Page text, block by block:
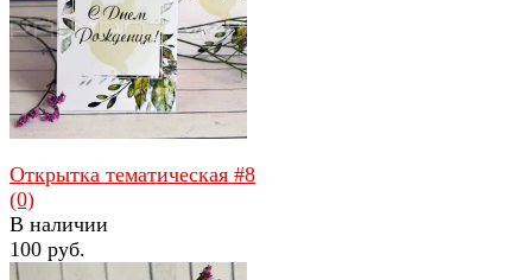
избранное сравнить
Открытка тематическая #8
(0)
В наличии
100 руб.